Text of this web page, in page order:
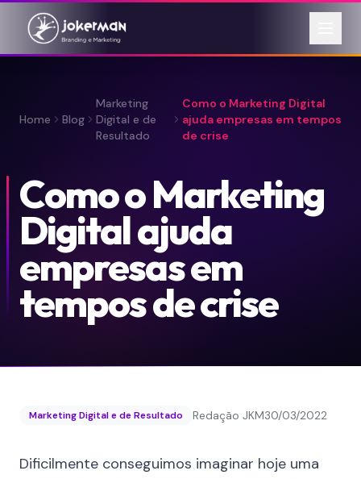
Home Blog
Marketing
Digital e de
Resultado
Como o Marketing Digital
ajuda empresas em tempos
de crise
Como o Marketing
Digital ajuda
empresas em
tempos de crise
Marketing Digital e de Resultado Redação JKM30/03/2022
Dificilmente conseguimos imaginar hoje uma